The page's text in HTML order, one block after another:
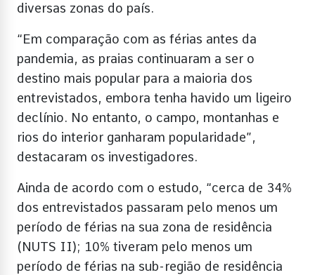
diversas zonas do país.
“Em comparação com as férias antes da
pandemia, as praias continuaram a ser o
destino mais popular para a maioria dos
entrevistados, embora tenha havido um ligeiro
declínio. No entanto, o campo, montanhas e
rios do interior ganharam popularidade”,
destacaram os investigadores.
Ainda de acordo com o estudo, “cerca de 34%
dos entrevistados passaram pelo menos um
período de férias na sua zona de residência
(NUTS II); 10% tiveram pelo menos um
período de férias na sub-região de residência